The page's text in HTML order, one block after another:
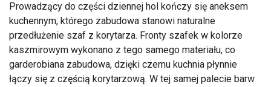
Prowadzący do części dziennej hol kończy się aneksem
kuchennym, którego zabudowa stanowi naturalne
przedłużenie szaf z korytarza. Fronty szafek w kolorze
kaszmirowym wykonano z tego samego materiału, co
garderobiana zabudowa, dzięki czemu kuchnia płynnie
łączy się z częścią korytarzową. W tej samej palecie barw